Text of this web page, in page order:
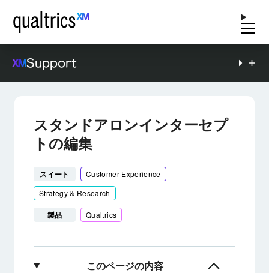
Support
スタンドアロンインターセプ
トの編集
スイート
Customer Experience
Strategy & Research
製品 Qualtrics
このページの内容